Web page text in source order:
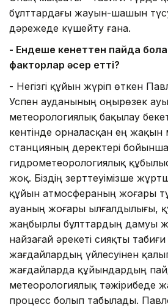
бұлттардағы жауын-шашын түсу
дәрежеде күшейту ғана.
- Ендеше кенеттен пайда
факторлар әсер етті?
- Негізгі құйын жүріп өткен
Успен ауданының Қоңырөзек
метеорологиялық бақылау
кентінде орналасқан ең жақын
станцияның деректері бойынша
гидрометеорологиялық
жоқ. Біздің зерттеуімізше
құйын атмосфераның жоғары
ауаның жоғары ылғалдылығы,
жаңбырлы бұлттардың дамуы
найзағай әрекеті сияқты
жағдайлардың үйлесуінен
жағдайларда құйындардың
метеорологиялық тәжірибеде
процесс болып табылады.